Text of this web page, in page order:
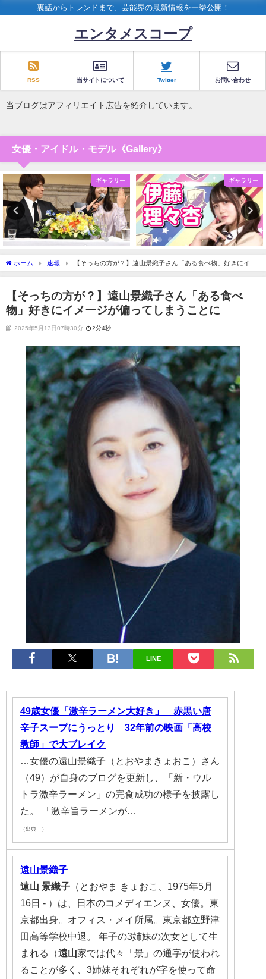
裏話からトレンドまで、芸能界の最新情報を一挙公開！
エンタメスコープ
RSS 当サイトについて Twitter お問い合わせ
当ブログはアフィリエイト広告を紹介しています。
女優・アイドル・モデル《Gallery》
ギャラリー ギャラリー
ホーム 速報
【そっちの方が？】遠山景織子さん「ある食べ物」好きにイメ
ージが偏ってしまうことに
【そっちの方が？】遠山景織子さん「ある食べ
物」好きにイメージが偏ってしまうことに
2025年5月13日07時30分 2分4秒
LINE
49歳女優「激辛ラーメン大好き」 赤黒い唐
辛子スープにうっとり 32年前の映画「高校
教師」で大ブレイク
…女優の遠山景織子（とおやまきょおこ）さん
（49）が自身のブログを更新し、「新・ウル
トラ激辛ラーメン」の完食成功の様子を披露し
た。 「激辛旨ラーメンが…
（出典：）
遠山景織子
遠山 景織子 （とおやま きょおこ、1975年5月
16日 - ）は、日本のコメディエンヌ、女優。東
京都出身。オフィス・メイ所属。東京都立野津
田高等学校中退。 年子の3姉妹の次女として生
まれる（遠山家では代々「景」の通字が使われ
ることが多く、3姉妹それぞれが字を使って命